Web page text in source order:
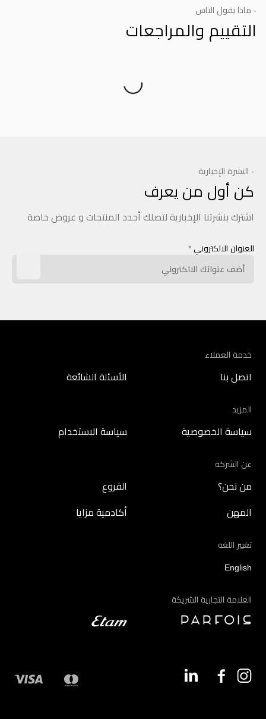
- ماذا يقول الناس
التقييم والمراجعات
- النشرة الإخبارية
كن أول من يعرف
اشترك بنشرتنا الإخبارية لتصلك أجدد المنتجات و عروض خاصة
العنوان الالكتروني *
خدمة العملاء
اتصل بنا الأسئلة الشائعة
المزيد
سياسة الخصوصية سياسة الاستخدام
عن الشركة
من نحن؟ الفروع
المهن أكادمية مزايا
تغيير اللغه
English
العلامة التجارية الشريكة